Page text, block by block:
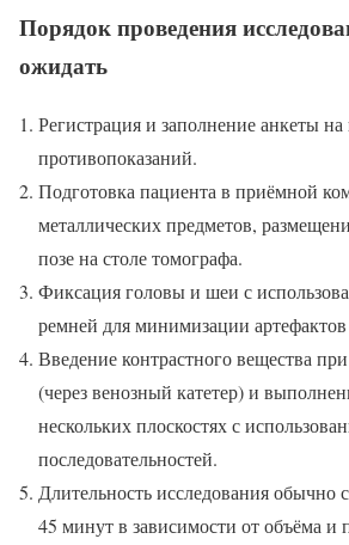
Порядок проведения
ожидать
Регистрация и заполнение анкеты на
противопоказаний.
Подготовка пациента в приёмной
металлических предметов,
позе на столе томографа.
Фиксация головы и шеи с
ремней для минимизации
Введение контрастного вещества
(через венозный катетер) и
нескольких плоскостях с
последовательностей.
Длительность исследования обычно
45 минут в зависимости от объёма